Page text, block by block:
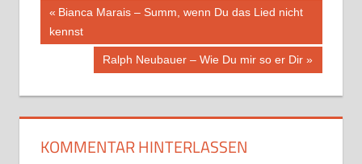
Beitragsnavigation
Vorheriger
Beitrag:
Bianca Marais – Summ, wenn Du das Lied nicht
kennst
Nächster
Ralph Neubauer – Wie Du mir so er Dir
KOMMENTAR HINTERLASSEN